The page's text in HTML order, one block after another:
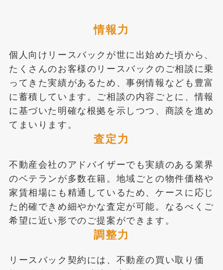
情報力
個人向けリースバックが世に出始めた頃から、
たくさんのお客様のリースバックのご相談に乗
ってきた実績があるため、事例情報なども豊富
に蓄積しています。ご相談の内容ごとに、情報
に基づいた明確な根拠を示しつつ、商談を進め
てまいります。
査定力
不動産会社のアドバイザーでも実績のある業界
のベテランが多数在籍。地域ごとの物件価格や
家賃相場にも精通しているため、ケースに応じ
た的確できめ細やかな査定が可能。なるべくご
希望に近い形でのご提案ができます。
調整力
リースバック契約には、不動産の買い取り価